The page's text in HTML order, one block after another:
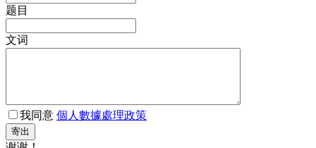
题目
文词
我同意 個人數據處理政策
寄出